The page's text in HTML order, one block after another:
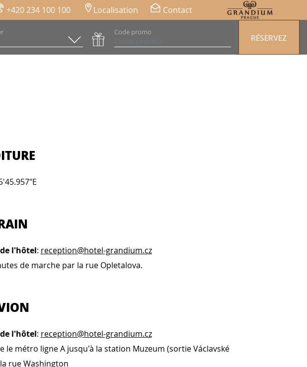
+420 234 100 100 Localisation Contact
Code promo
RÉSERVEZ
l'hôtel: reception@hotel-grandium.cz
de marche par la rue Opletalova.
l'hôtel: reception@hotel-grandium.cz
métro ligne A jusqu'à la station Muzeum (sortie Václavské
rue Washington